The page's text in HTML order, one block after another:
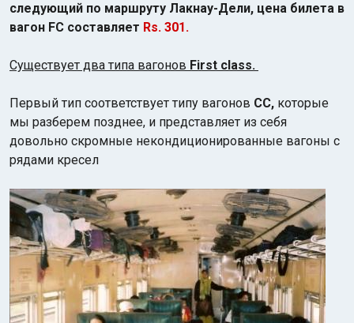
следующий по маршруту Лакнау-Дели, цена билета в
вагон FC составляет Rs. 301.
Существует два типа вагонов First class.
Первый тип соответствует типу вагонов СС, которые
мы разберем позднее, и представляет из себя
довольно скромные некондиционированные вагоны с
рядами кресел